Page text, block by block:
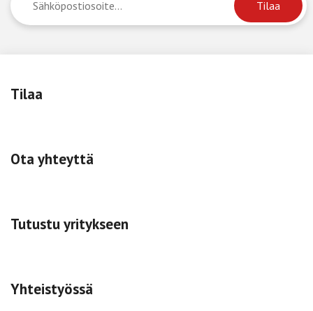
Tilaa
Ota yhteyttä
Tutustu yritykseen
Yhteistyössä